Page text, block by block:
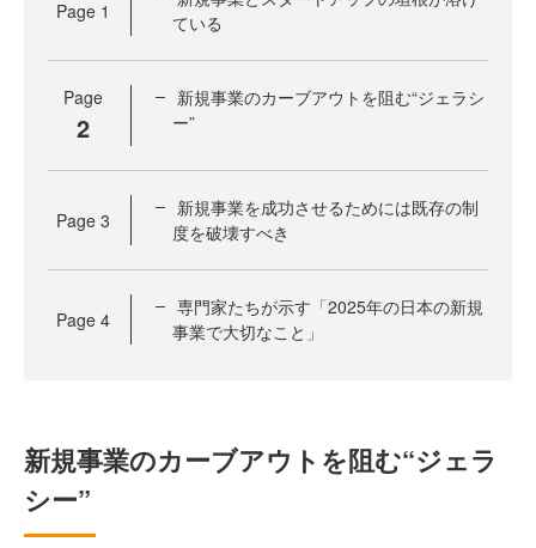
Page 1
ている
Page
2
新規事業のカーブアウトを阻む“ジェラシ
ー”
Page 3
新規事業を成功させるためには既存の制
度を破壊すべき
Page 4
専門家たちが示す「2025年の日本の新規
事業で大切なこと」
新規事業のカーブアウトを阻む“ジェラ
シー”